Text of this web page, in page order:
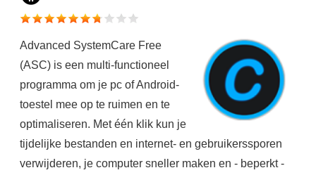
Advanced SystemCare Free
(ASC) is een multi-functioneel
programma om je pc of Android-
toestel mee op te ruimen en te
optimaliseren. Met één klik kun je
tijdelijke bestanden en internet- en gebruikerssporen
verwijderen, je computer sneller maken en - beperkt -